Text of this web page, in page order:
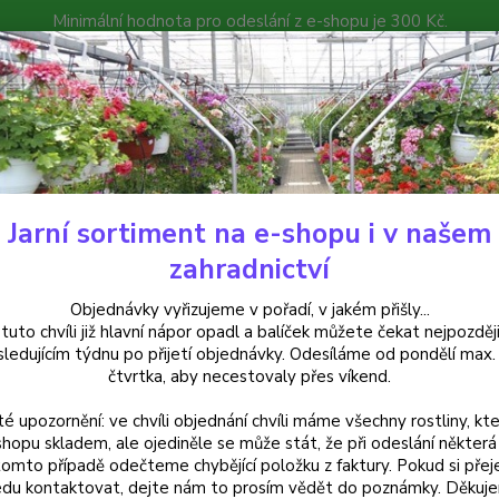
Minimální hodnota pro odeslání z e-shopu je 300 Kč.
můžete čekat nejpozději v následujícím týdnu po přijetí
Poradna Kontakty
Hledat
Fuchsie Rosi Friedl Fuchsie - cena na prodejně
Friedl Fuchsie - cena na prodejně
květy.
Jarní sortiment na e-shopu i v našem
zahradnictví
Objednávky vyřizujeme v pořadí, v jakém přišly...
chvíli již hlavní nápor opadl a balíček můžete čekat
týdnu po přijetí objednávky. Odesíláme od pondělí
čtvrtka, aby necestovaly přes víkend.
upozornění: ve chvíli objednání chvíli máme všechny rostliny,
skladem, ale ojediněle se může stát, že při odeslání některá
případě odečteme chybějící položku z faktury. Pokud si
kontaktovat, dejte nám to prosím vědět do poznámky.